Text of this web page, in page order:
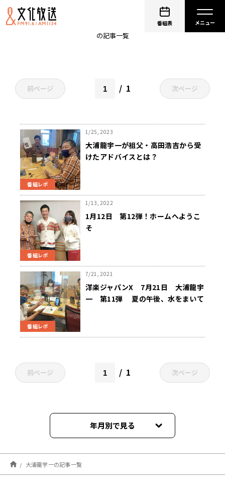
番組表
の記事一覧
前ページ 1 次ページ
番組レポ
1/25, 2023
大浦龍宇一が祖父・高田浩吉から受
けたアドバイスとは？
番組レポ
1/13, 2022
1月12日 第12弾！ホームへようこ
そ
番組レポ
7/21, 2021
洋楽ジャパンX 7月21日 大浦龍宇
一 第11弾 夏の午後、水をまいて
前ページ 1 次ページ
年月別で見る
2023年01月
2022年01月
大浦龍宇一の記事一覧